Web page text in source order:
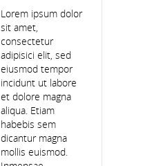
Volunteers
Club Gear
Our Grounds
Ethos & Code Of Behaviour
Anti Bullying Policy
Lorem ipsum dolor
sit amet,
consectetur
adipisici elit, sed
eiusmod tempor
incidunt ut labore
et dolore magna
aliqua. Etiam
habebis sem
dicantur magna
mollis euismod.